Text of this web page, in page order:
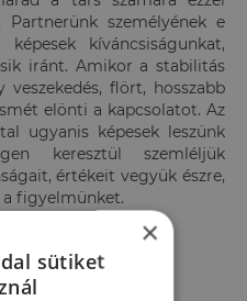
Partnerünk személyének e
kíváncsiságunkat,
iránt. Amikor a stabilitás
flört, hosszabb
elönti a kapcsolatot. Az
ugyanis képesek leszünk
keresztül szemléljük
értékeit vegyük észre,
figyelmünket.
×
sütiket